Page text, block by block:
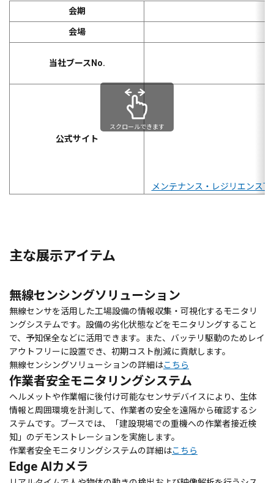
会期
会場
当社ブースNo.
公式サイト
メンテナンス・レジリエンス
スクロールできます
主な展示アイテム
無線センシングソリューション
無線センサを活用した工場設備の情報収集・可視化するモニタリ
ングシステムです。設備の劣化状態などをモニタリングすること
で、予知保全などに活用できます。また、バッテリ駆動のためレイ
アウトフリーに設置でき、初期コスト削減に貢献します。
無線センシングソリューションの詳細はこちら
作業者安全モニタリングシステム
ヘルメットや作業帽に後付け可能なセンサデバイスにより、生体
情報と周囲環境を計測して、作業者の安全を遠隔から確認するシ
ステムです。ブースでは、「建設現場での重機への作業者接近検
知」のデモンストレーションを実施します。
作業者安全モニタリングシステムの詳細はこちら
Edge AIカメラ